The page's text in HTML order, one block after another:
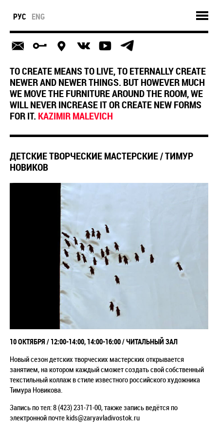
РУС ENG
TO CREATE MEANS TO LIVE, TO ETERNALLY CREATE
NEWER AND NEWER THINGS. BUT HOWEVER MUCH
WE MOVE THE FURNITURE AROUND THE ROOM, WE
WILL NEVER INCREASE IT OR CREATE NEW FORMS
FOR IT. KAZIMIR MALEVICH
ДЕТСКИЕ ТВОРЧЕСКИЕ МАСТЕРСКИЕ / ТИМУР
НОВИКОВ
10 ОКТЯБРЯ / 12:00-14:00, 14:00-16:00 / ЧИТАЛЬНЫЙ ЗАЛ
Новый сезон детских творческих мастерских открывается
занятием, на котором каждый сможет создать свой собственный
текстильный коллаж в стиле известного российского художника
Тимура Новикова.
Запись по тел: 8 (423) 231-71-00, также запись ведётся по
электронной почте kids@zaryavladivostok.ru